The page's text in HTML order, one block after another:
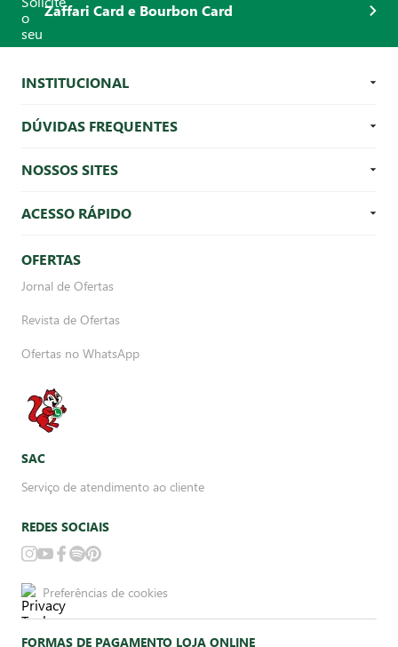
Zaffari Card e Bourbon Card
INSTITUCIONAL
DÚVIDAS FREQUENTES
NOSSOS SITES
ACESSO RÁPIDO
OFERTAS
Jornal de Ofertas
Revista de Ofertas
Ofertas no WhatsApp
SAC
Serviço de atendimento ao cliente
REDES SOCIAIS
Preferências de cookies
FORMAS DE PAGAMENTO LOJA ONLINE